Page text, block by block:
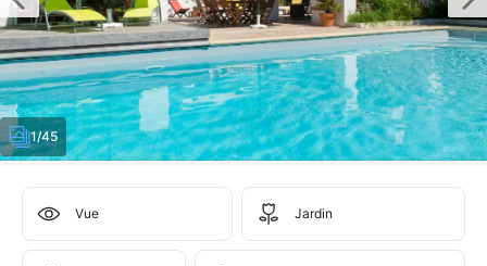
1/45
Vue Jardin